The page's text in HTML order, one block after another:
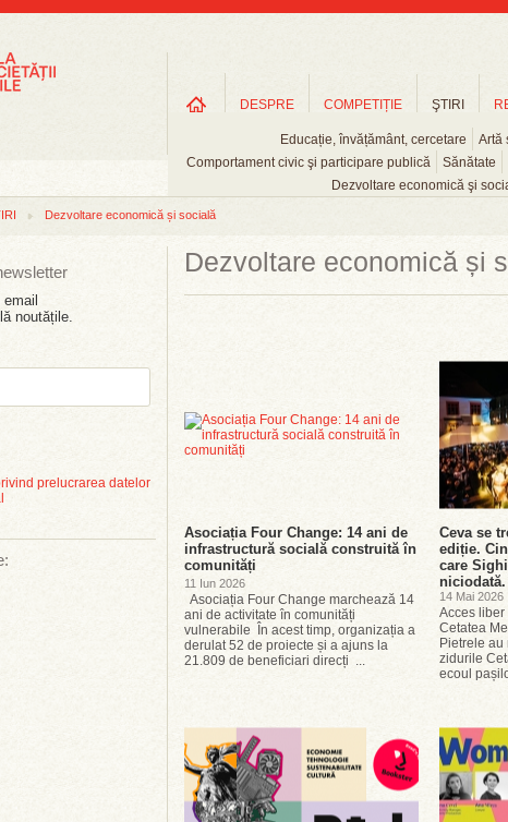
DESPRE COMPETIȚIE ŞTIRI
Educație, învățământ, cercetare Artă
Comportament civic şi participare publică
Sănătate
Dezvoltare economică şi
Dezvoltare economică și socială
noutățile.
prelucrarea datelor
Dezvoltare economică și
Asociația Four Change: 14 ani de
infrastructură socială construită în
comunități
11 Iun 2026
Asociația Four Change marchează 14
ani de activitate în comunități
vulnerabile În acest timp, organizația a
derulat 52 de proiecte și a ajuns la
21.809 de beneficiari direcți ...
Ceva se
ediție.
care
niciodată.
14 Mai 2026
Acces
Cetatea
Pietrele au
zidurile
ecoul